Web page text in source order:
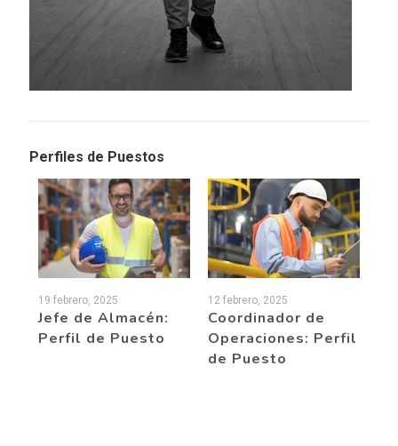
Perfiles de Puestos
19 febrero, 2025
Jefe de Almacén:
Perfil de Puesto
12 febrero, 2025
Coordinador de
Operaciones: Perfil
de Puesto